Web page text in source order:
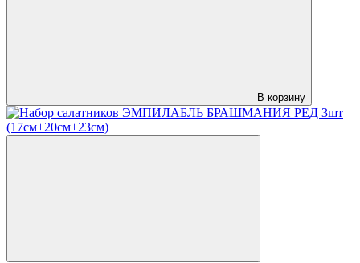
В корзину